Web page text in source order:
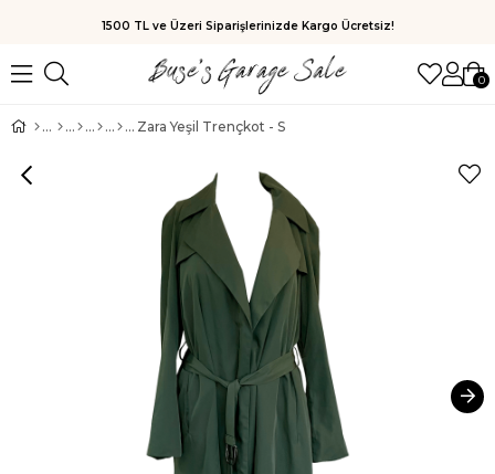
1500 TL ve Üzeri Siparişlerinizde Kargo Ücretsiz!
0
Zara Yeşil Trençkot - S